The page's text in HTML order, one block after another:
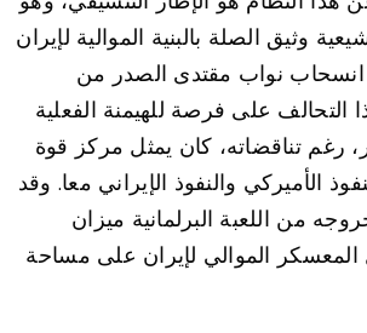
وثيق الصلة بالبنية الموالية لإيران
نواب مقتدى الصدر من
التحالف على فرصة للهيمنة الفعلية
رغم تناقضاته، كان يمثل مركز قوة
الأميركي والنفوذ الإيراني معا. وقد
من اللعبة البرلمانية ميزان
الموالي لإيران على مساحة